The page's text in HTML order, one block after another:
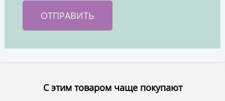
С этим товаром чаще покупают